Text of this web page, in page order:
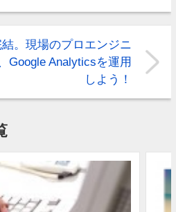
。現場のプロエンジニ
Google Analyticsを運用
しよう！